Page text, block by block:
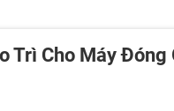
Trì Cho Máy